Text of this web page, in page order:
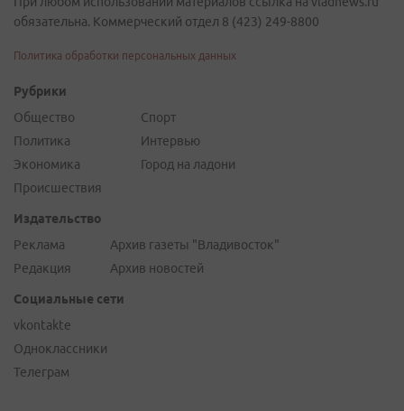
обязательна. Коммерческий отдел 8 (423) 249-8800
Политика обработки персональных данных
Рубрики
Общество
Политика
Экономика
Происшествия
Спорт
Интервью
Город на ладони
Издательство
Реклама
Редакция
Архив газеты "Владивосток"
Архив новостей
Социальные сети
vkontakte
Одноклассники
Телеграм